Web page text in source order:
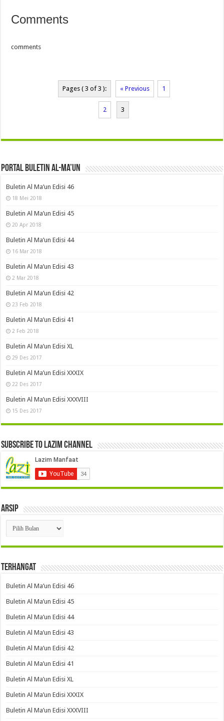
Comments
comments
Pages ( 3 of 3 ): « Previous 1
2 3
Portal Buletin Al-Ma’un
Buletin Al Ma’un Edisi 46
18 Mei 2018
Buletin Al Ma’un Edisi 45
20 Apr 2018
Buletin Al Ma’un Edisi 44
16 Mar 2018
Buletin Al Ma’un Edisi 43
2 Mar 2018
Buletin Al Ma’un Edisi 42
23 Feb 2018
Buletin Al Ma’un Edisi 41
2 Feb 2018
Buletin Al Ma’un Edisi XL
29 Des 2017
Buletin Al Ma’un Edisi XXXIX
22 Des 2017
Buletin Al Ma’un Edisi XXXVIII
15 Des 2017
Subscribe to LAZIM Channel
Arsip
Arsip
Terhangat
Buletin Al Ma’un Edisi 46
Buletin Al Ma’un Edisi 45
Buletin Al Ma’un Edisi 44
Buletin Al Ma’un Edisi 43
Buletin Al Ma’un Edisi 42
Buletin Al Ma’un Edisi 41
Buletin Al Ma’un Edisi XL
Buletin Al Ma’un Edisi XXXIX
Buletin Al Ma’un Edisi XXXVIII